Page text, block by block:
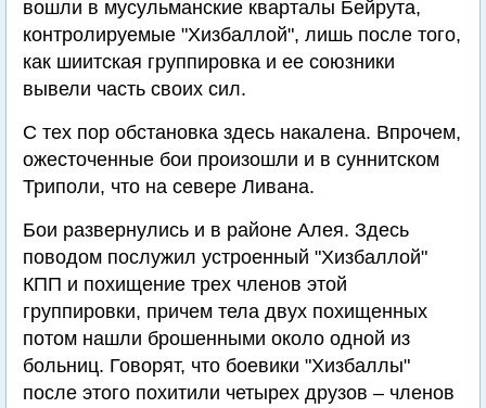
вошли в мусульманские кварталы Бейрута,
контролируемые "Хизбаллой", лишь после того,
как шиитская группировка и ее союзники
вывели часть своих сил.
С тех пор обстановка здесь накалена. Впрочем,
ожесточенные бои произошли и в суннитском
Триполи, что на севере Ливана.
Бои развернулись и в районе Алея. Здесь
поводом послужил устроенный "Хизбаллой"
КПП и похищение трех членов этой
группировки, причем тела двух похищенных
потом нашли брошенными около одной из
больниц. Говорят, что боевики "Хизбаллы"
после этого похитили четырех друзов – членов